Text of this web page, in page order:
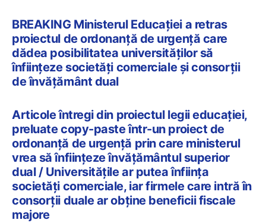
BREAKING Ministerul Educației a retras
proiectul de ordonanță de urgență care
dădea posibilitatea universităților să
înființeze societăți comerciale și consorții
de învățământ dual
Articole întregi din proiectul legii educației,
preluate copy-paste într-un proiect de
ordonanță de urgență prin care ministerul
vrea să înființeze învățământul superior
dual / Universitățile ar putea înființa
societăți comerciale, iar firmele care intră în
consorții duale ar obține beneficii fiscale
majore